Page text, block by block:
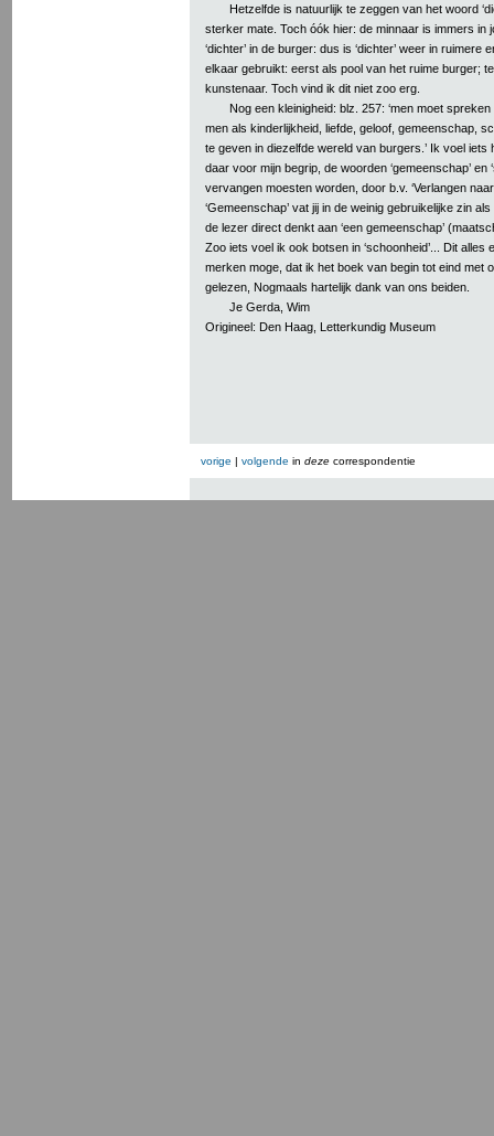
Hetzelfde is natuurlijk te zeggen van het woord
sterker mate. Toch óók hier: de minnaar is immers in
‘dichter’ in de burger: dus is ‘dichter’ weer in ruimere
elkaar gebruikt: eerst als pool van het ruime burger;
kunstenaar. Toch vind ik dit niet zoo erg.
Nog een kleinigheid: blz. 257: ‘men moet
men als kinderlijkheid, liefde, geloof, gemeenschap,
te geven in diezelfde wereld van burgers.’ Ik voel iets
daar voor mijn begrip, de woorden ‘gemeenschap’ en
vervangen moesten worden, door b.v. ‘Verlangen
‘Gemeenschap’ vat jij in de weinig gebruikelijke zin als
de lezer direct denkt aan ‘een gemeenschap’
Zoo iets voel ik ook botsen in ‘schoonheid’... Dit alles
merken moge, dat ik het boek van begin tot eind met
gelezen, Nogmaals hartelijk dank van ons beiden.
Je Gerda, Wim
Origineel: Den Haag, Letterkundig Museum
vorige | volgende in deze correspondentie